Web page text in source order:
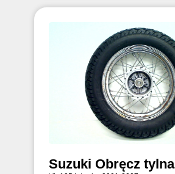
Suzuki Obręcz tylna